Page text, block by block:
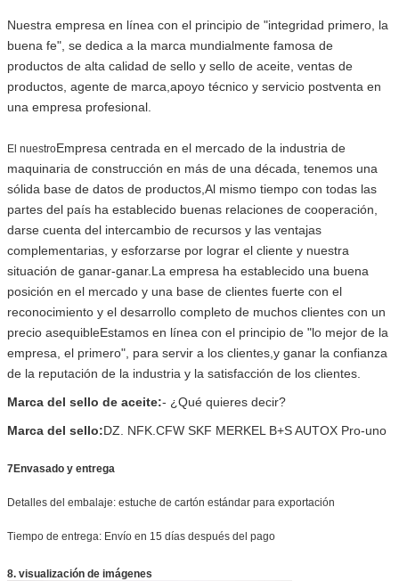
Nuestra empresa en línea con el principio de "integridad primero, la
buena fe", se dedica a la marca mundialmente famosa de
productos de alta calidad de sello y sello de aceite, ventas de
productos, agente de marca,apoyo técnico y servicio postventa en
una empresa profesional.
El nuestroEmpresa centrada en el mercado de la industria de
maquinaria de construcción en más de una década, tenemos una
sólida base de datos de productos,Al mismo tiempo con todas las
partes del país ha establecido buenas relaciones de cooperación,
darse cuenta del intercambio de recursos y las ventajas
complementarias, y esforzarse por lograr el cliente y nuestra
situación de ganar-ganar.La empresa ha establecido una buena
posición en el mercado y una base de clientes fuerte con el
reconocimiento y el desarrollo completo de muchos clientes con un
precio asequibleEstamos en línea con el principio de "lo mejor de la
empresa, el primero", para servir a los clientes,y ganar la confianza
de la reputación de la industria y la satisfacción de los clientes.
Marca del sello de aceite:- ¿Qué quieres decir?
Marca del sello:DZ. NFK.CFW SKF MERKEL B+S AUTOX Pro-uno
7Envasado y entrega
Detalles del embalaje: estuche de cartón estándar para exportación
Tiempo de entrega: Envío en 15 días después del pago
8. visualización de imágenes